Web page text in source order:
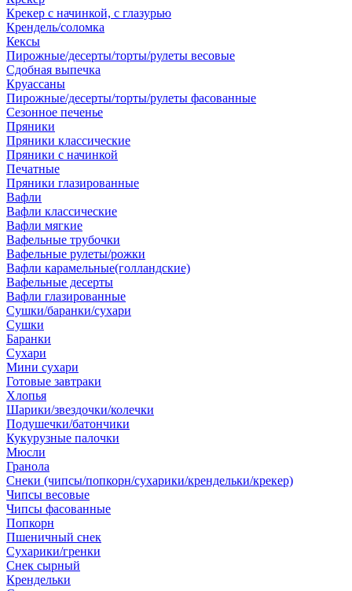
Крекер с начинкой, с глазурью
Крендель/соломка
Кексы
Пирожные/десерты/торты/рулеты весовые
Сдобная выпечка
Круассаны
Пирожные/десерты/торты/рулеты фасованные
Сезонное печенье
Пряники
Пряники классические
Пряники с начинкой
Печатные
Пряники глазированные
Вафли
Вафли классические
Вафли мягкие
Вафельные трубочки
Вафельные рулеты/рожки
Вафли карамельные(голландские)
Вафельные десерты
Вафли глазированные
Сушки/баранки/сухари
Сушки
Баранки
Сухари
Мини сухари
Готовые завтраки
Хлопья
Шарики/звездочки/колечки
Подушечки/батончики
Кукурузные палочки
Мюсли
Гранола
Снеки (чипсы/попкорн/сухарики/крендельки/крекер)
Чипсы весовые
Чипсы фасованные
Попкорн
Пшеничный снек
Сухарики/гренки
Снек сырный
Крендельки